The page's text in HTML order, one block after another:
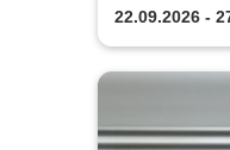
22.09.2026 -